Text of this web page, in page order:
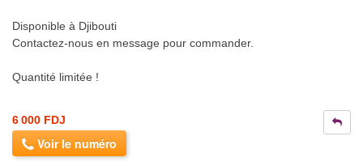
Disponible à Djibouti
Contactez-nous en message pour commander.
Quantité limitée !
6 000 FDJ
Voir le numéro